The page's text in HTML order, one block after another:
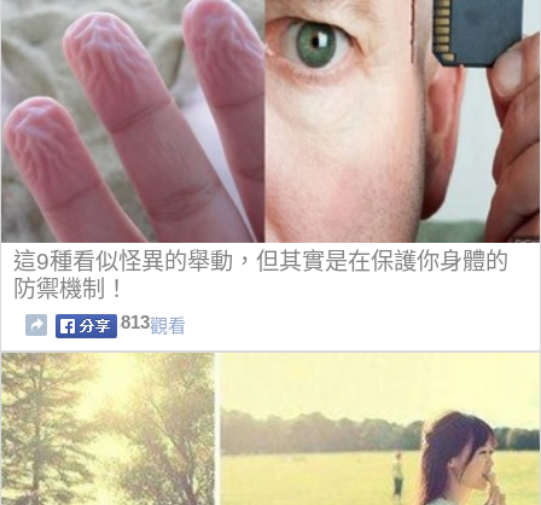
這9種看似怪異的舉動，但其實是在保護你身體的
防禦機制！
813觀看